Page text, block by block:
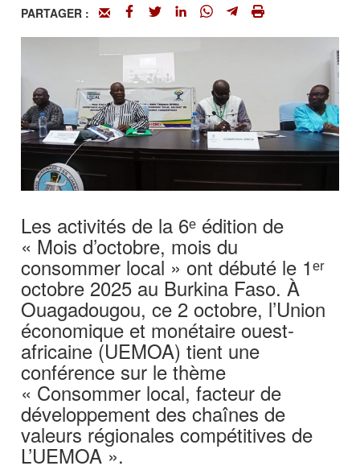
PARTAGER :
Les activités de la 6ᵉ édition de
« Mois d’octobre, mois du
consommer local » ont débuté le 1ᵉʳ
octobre 2025 au Burkina Faso. À
Ouagadougou, ce 2 octobre, l’Union
économique et monétaire ouest-
africaine (UEMOA) tient une
conférence sur le thème
« Consommer local, facteur de
développement des chaînes de
valeurs régionales compétitives de
L’UEMOA ».